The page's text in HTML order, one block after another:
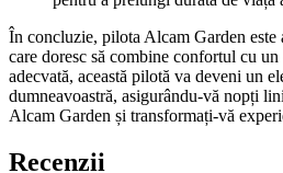
În concluzie, pilota Alcam Garden este
care doresc să combine confortul cu
adecvată, această pilotă va deveni un
dumneavoastră, asigurându-vă nopți
Alcam Garden și transformați-vă
Recenzii